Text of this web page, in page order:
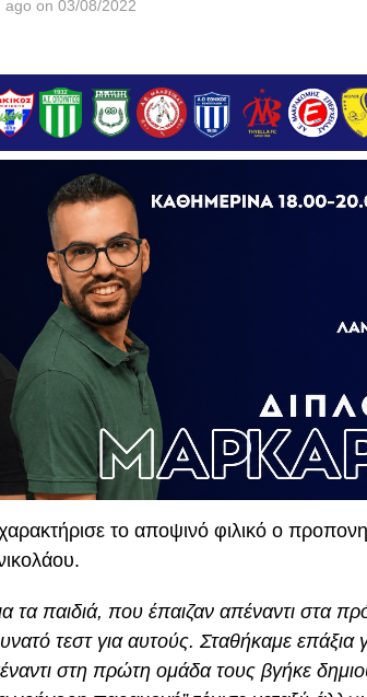
ago on 03/08/2022
χαρακτήρισε το αποψινό φιλικό ο
για τα παιδιά, που έπαιζαν απέναντι στα
τεστ για αυτούς. Σταθήκαμε επάξια
στη πρώτη ομάδα τους βγήκε